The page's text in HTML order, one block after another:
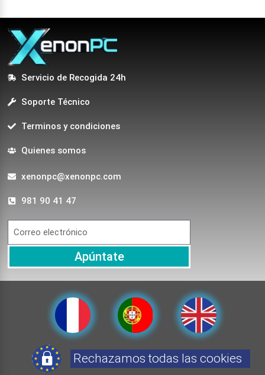
Servicio de Recogida 24h
Soporte Técnico
Terminos y condiciones
Quienes somos
xenonpc@xenonpc.com
981 90 41 47
Apúntate
Rechazamos todas las cookies